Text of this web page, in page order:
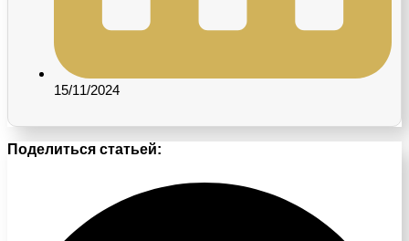
15/11/2024
Поделиться статьей: